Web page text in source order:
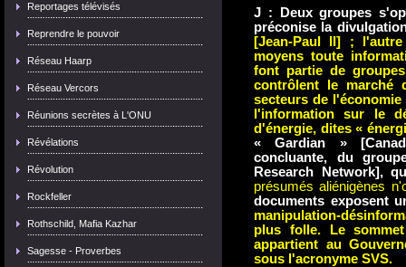
Reportages télévisés
Reprendre le pouvoir
Réseau Haarp
Réseau Vercors
Réunions secrètes à L'ONU
Révélations
Révolution
Rockfeller
Rothschild, Mafia Kazhar
Sagesse - Proverbes
J : Deux groupes
préconise la
[Jean-Paul II] ;
moyens toute
font partie de
contrôlent le marché
secteurs de
l'information sur le
d'énergie, dites «
« Gardian »
concluante, du
Research Network],
présumés aliénigènes
documents exposent
manipulation-
plus folle. Le
appartient au
sous l'acronyme SVS.